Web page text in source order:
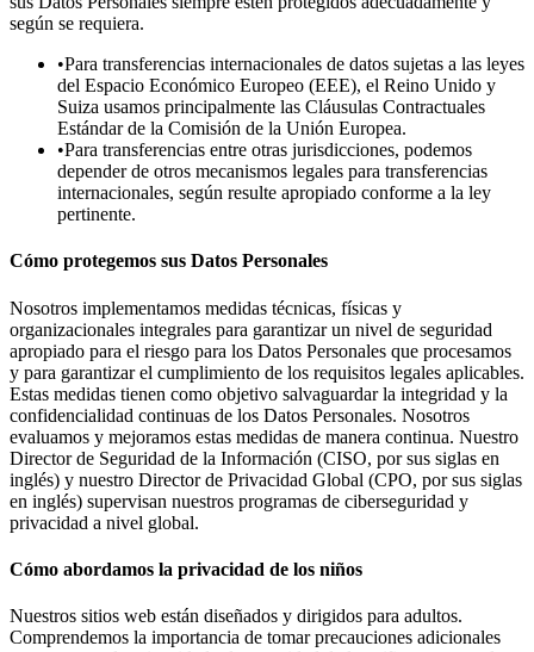
según se requiera.
•Para transferencias internacionales de datos sujetas a las leyes
del Espacio Económico Europeo (EEE), el Reino Unido y
Suiza usamos principalmente las Cláusulas Contractuales
Estándar de la Comisión de la Unión Europea.
•Para transferencias entre otras jurisdicciones, podemos
depender de otros mecanismos legales para transferencias
internacionales, según resulte apropiado conforme a la ley
pertinente.
Cómo protegemos sus Datos Personales
Nosotros implementamos medidas técnicas, físicas y
organizacionales integrales para garantizar un nivel de seguridad
apropiado para el riesgo para los Datos Personales que procesamos
y para garantizar el cumplimiento de los requisitos legales aplicables.
Estas medidas tienen como objetivo salvaguardar la integridad y la
confidencialidad continuas de los Datos Personales. Nosotros
evaluamos y mejoramos estas medidas de manera continua. Nuestro
Director de Seguridad de la Información (CISO, por sus siglas en
inglés) y nuestro Director de Privacidad Global (CPO, por sus siglas
en inglés) supervisan nuestros programas de ciberseguridad y
privacidad a nivel global.
Cómo abordamos la privacidad de los niños
Nuestros sitios web están diseñados y dirigidos para adultos.
Comprendemos la importancia de tomar precauciones adicionales